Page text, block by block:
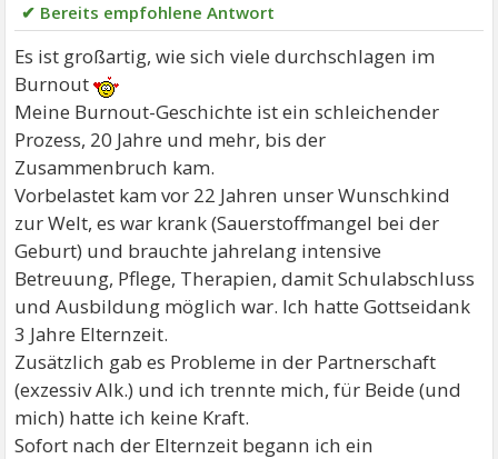
✔ Bereits empfohlene Antwort
Es ist großartig, wie sich viele durchschlagen im
Burnout
Meine Burnout-Geschichte ist ein schleichender
Prozess, 20 Jahre und mehr, bis der
Zusammenbruch kam.
Vorbelastet kam vor 22 Jahren unser Wunschkind
zur Welt, es war krank (Sauerstoffmangel bei der
Geburt) und brauchte jahrelang intensive
Betreuung, Pflege, Therapien, damit Schulabschluss
und Ausbildung möglich war. Ich hatte Gottseidank
3 Jahre Elternzeit.
Zusätzlich gab es Probleme in der Partnerschaft
(exzessiv Alk.) und ich trennte mich, für Beide (und
mich) hatte ich keine Kraft.
Sofort nach der Elternzeit begann ich ein